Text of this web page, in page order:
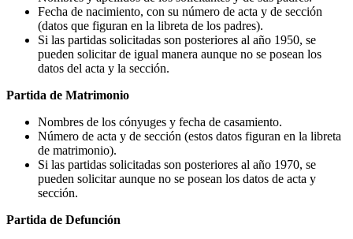
Fecha de nacimiento, con su número de acta y de sección
(datos que figuran en la libreta de los padres).
Si las partidas solicitadas son posteriores al año 1950, se
pueden solicitar de igual manera aunque no se posean los
datos del acta y la sección.
Partida de Matrimonio
Nombres de los cónyuges y fecha de casamiento.
Número de acta y de sección (estos datos figuran en la libreta
de matrimonio).
Si las partidas solicitadas son posteriores al año 1970, se
pueden solicitar aunque no se posean los datos de acta y
sección.
Partida de Defunción